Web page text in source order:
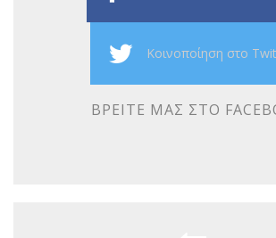
Κοινοποίηση στο
ΒΡΕΊΤΕ ΜΑΣ ΣΤΟ